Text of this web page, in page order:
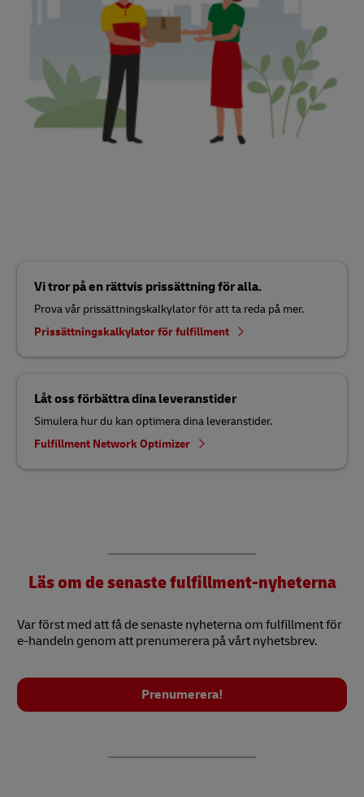
Vi tror på en rättvis prissättning för alla.
Prova vår prissättningskalkylator för att ta reda på mer.
Prissättningskalkylator för fulfillment
Låt oss förbättra dina leveranstider
Simulera hur du kan optimera dina leveranstider.
Fulfillment Network Optimizer
Läs om de senaste fulfillment-nyheterna
Var först med att få de senaste nyheterna om fulfillment för
e-handeln genom att prenumerera på vårt nyhetsbrev.
Prenumerera!